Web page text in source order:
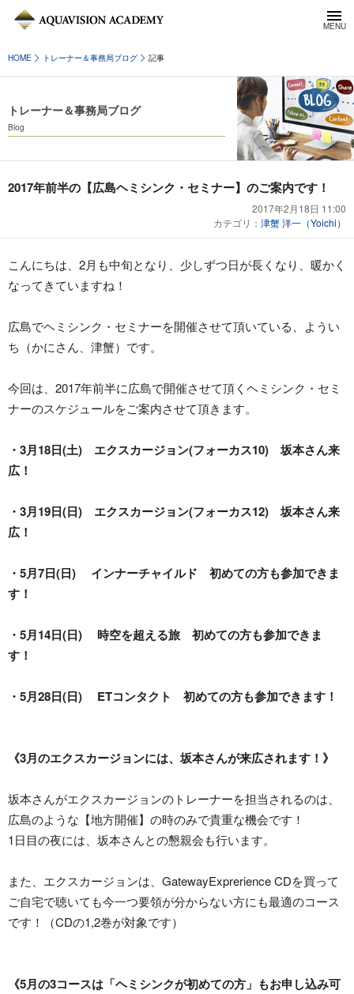
HOME トレーナー＆事務局ブログ 記事
トレーナー＆事務局ブログ
Blog
2017年前半の【広島ヘミシンク・セミナー】のご案内です！
2017年2月18日 11:00
カテゴリ： 津蟹 洋一（Yoichi）
こんにちは、2月も中旬となり、少しずつ日が長くなり、暖かく
なってきていますね！
広島でヘミシンク・セミナーを開催させて頂いている、ようい
ち（かにさん、津蟹）です。
今回は、2017年前半に広島で開催させて頂くヘミシンク・セミ
ナーのスケジュールをご案内させて頂きます。
・3月18日(土) エクスカージョン(フォーカス10) 坂本さん来
広！
・3月19日(日) エクスカージョン(フォーカス12) 坂本さん来
広！
・5月7日(日) インナーチャイルド 初めての方も参加できま
す！
・5月14日(日) 時空を超える旅 初めての方も参加できま
す！
・5月28日(日) ETコンタクト 初めての方も参加できます！
《3月のエクスカージョンには、坂本さんが来広されます！》
坂本さんがエクスカージョンのトレーナーを担当されるのは、
広島のような【地方開催】の時のみで貴重な機会です！
1日目の夜には、坂本さんとの懇親会も行います。
また、エクスカージョンは、GatewayExprerience CDを買って
ご自宅で聴いても今一つ要領が分からない方にも最適のコース
です！（CDの1,2巻が対象です）
《5月の3コースは「ヘミシンクが初めての方」もお申し込み可